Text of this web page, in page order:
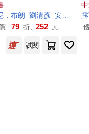
．布朗 劉清彥 安東尼．布朗Anthony Browne
: 79 折, 252 元
試閱